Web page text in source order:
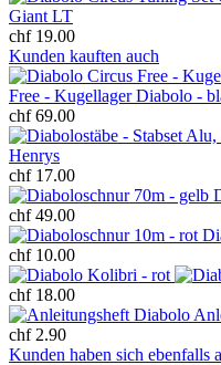
Giant LT
chf 19.00
Kunden kauften auch
Free - Kugellager Diabolo -
chf 69.00
Henrys
chf 17.00
chf 49.00
chf 10.00
chf 18.00
chf 2.90
Kunden haben sich ebenfalls